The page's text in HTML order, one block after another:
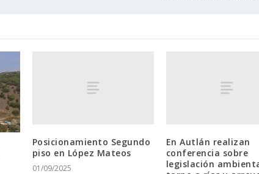
Posicionamiento Segundo
piso en López Mateos
01/09/2025
En Autlán realizan
conferencia sobre
legislación